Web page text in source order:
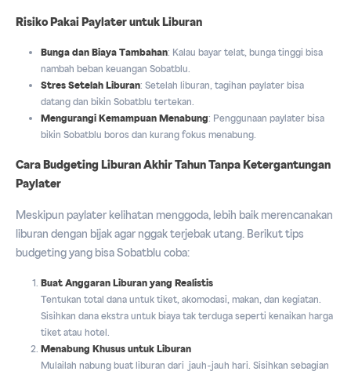
Risiko Pakai Paylater untuk Liburan
Bunga dan Biaya Tambahan: Kalau bayar telat, bunga tinggi bisa
nambah beban keuangan Sobatblu.
Stres Setelah Liburan: Setelah liburan, tagihan paylater bisa
datang dan bikin Sobatblu tertekan.
Mengurangi Kemampuan Menabung: Penggunaan paylater bisa
bikin Sobatblu boros dan kurang fokus menabung.
Cara Budgeting Liburan Akhir Tahun Tanpa Ketergantungan
Paylater
Meskipun paylater kelihatan menggoda, lebih baik merencanakan
liburan dengan bijak agar nggak terjebak utang. Berikut tips
budgeting yang bisa Sobatblu coba:
Buat Anggaran Liburan yang Realistis
Tentukan total dana untuk tiket, akomodasi, makan, dan kegiatan.
Sisihkan dana ekstra untuk biaya tak terduga seperti kenaikan harga
tiket atau hotel.
Menabung Khusus untuk Liburan
Mulailah nabung buat liburan dari jauh-jauh hari. Sisihkan sebagian